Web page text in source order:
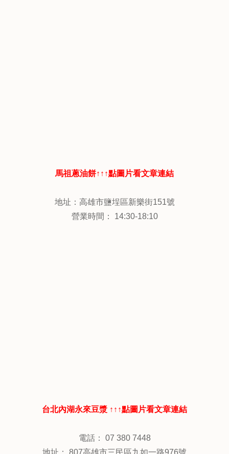
馬祖蔥油餅↑↑↑點圖片看文章連結
地址：高雄市鹽埕區新樂街151號
營業時間： 14:30-18:10
台北內湖永來豆漿 ↑↑↑點圖片看文章連結
電話： 07 380 7448
地址： 807高雄市三民區九如一路976號